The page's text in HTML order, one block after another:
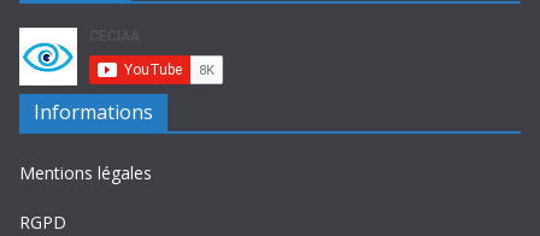
Informations
Mentions légales
RGPD